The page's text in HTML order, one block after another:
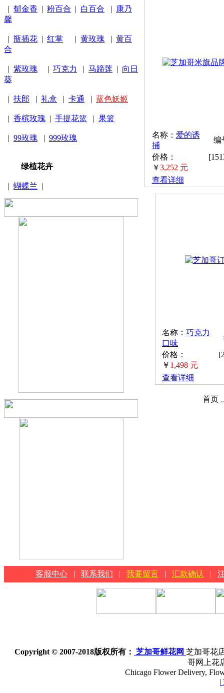
| 郁金香 | 粉百合 | 白百合 |
康乃
馨
| 瓶插花 | 红掌 | 黄玫瑰 | 黄百
合
| 紫玫瑰 | 巧克力 | 马蹄莲 | 向日
葵
| 扶郎 | 礼盒 | 卡通 | 蓝色妖姬
| 香槟玫瑰 | 手提花篮 | 果篮
| 99玫瑰 | 999玫瑰
绿植花卉
| 蝴蝶兰 |
名称： 爱的诱
捕
编
价格：
￥3,252 元
查看详细
名称： 巧克力
口味
价格：
￥ 1,498 元
查看详细
首页
客服中心 | 联系我们 | 我要留言 | 汇款确认 |
Copyright © 2007-2018版权所有： 芝加哥鲜花网 芝加哥花
哥网上花
Chicago Flower Delivery,
|